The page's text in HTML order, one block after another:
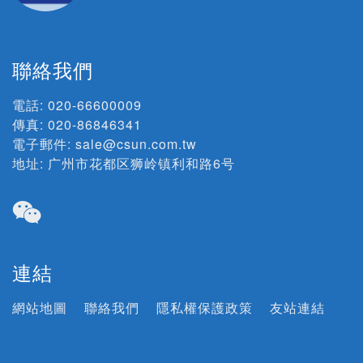
聯絡我們
電話: 020-66600009
傳真: 020-86846341
電子郵件: sale@csun.com.tw
地址: 广州市花都区狮岭镇利和路6号
連結
網站地圖 聯絡我們 隱私權保護政策 友站連結